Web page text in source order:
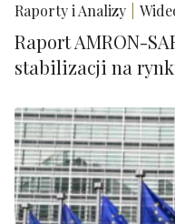
Raporty i Analizy
Raport AMRON-
stabilizacji na